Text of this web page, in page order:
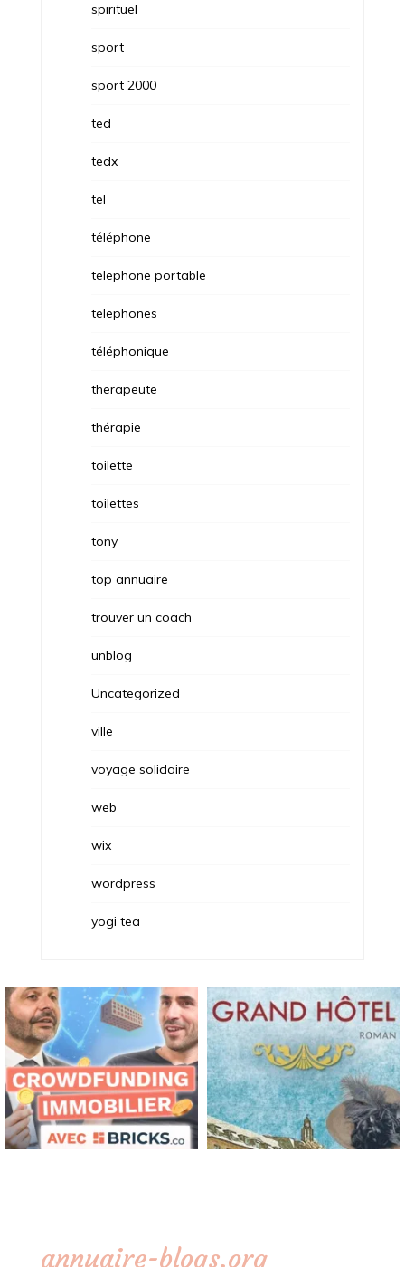
spirituel
sport
sport 2000
ted
tedx
tel
téléphone
telephone portable
telephones
téléphonique
therapeute
thérapie
toilette
toilettes
tony
top annuaire
trouver un coach
unblog
Uncategorized
ville
voyage solidaire
web
wix
wordpress
yogi tea
annuaire-blogs.org